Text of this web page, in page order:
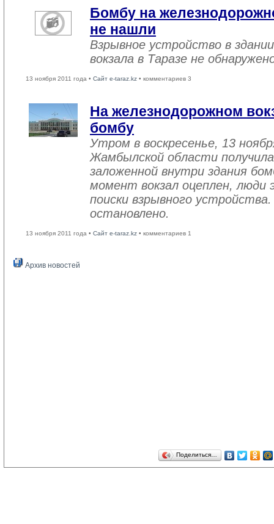
Бомбу на
не нашли
Взрывное устройство в
вокзала в Таразе не
13 ноября 2011 года • Сайт e-taraz.kz • комментариев 3
На железнодорожном
бомбу
Утром в воскресенье, 13
Жамбылской области
заложенной внутри здания
момент вокзал оцеплен, люди
поиски взрывного
остановлено.
13 ноября 2011 года • Сайт e-taraz.kz • комментариев 1
Архив новостей
Поделиться…